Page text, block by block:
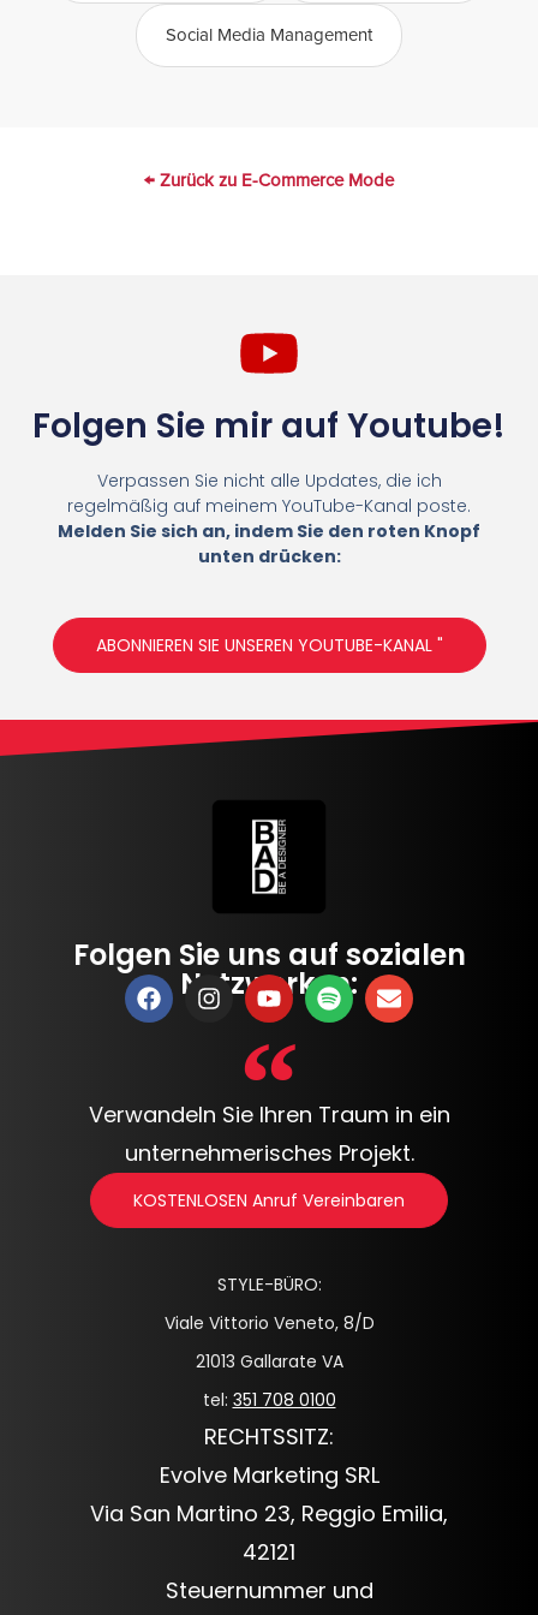
Social Media Management
← Zurück zu E-Commerce Mode
Folgen Sie mir auf Youtube!
Verpassen Sie nicht alle Updates, die ich
regelmäßig auf meinem YouTube-Kanal poste.
Melden Sie sich an, indem Sie den roten Knopf
unten drücken:
ABONNIEREN SIE UNSEREN YOUTUBE-KANAL "
Folgen Sie uns auf sozialen
Netzwerken:
Verwandeln Sie Ihren Traum in ein
unternehmerisches Projekt.
KOSTENLOSEN Anruf Vereinbaren
STYLE-BÜRO:
Viale Vittorio Veneto, 8/D
21013 Gallarate VA
tel: 351 708 0100
RECHTSSITZ:
Evolve Marketing SRL
Via San Martino 23, Reggio Emilia,
42121
Steuernummer und